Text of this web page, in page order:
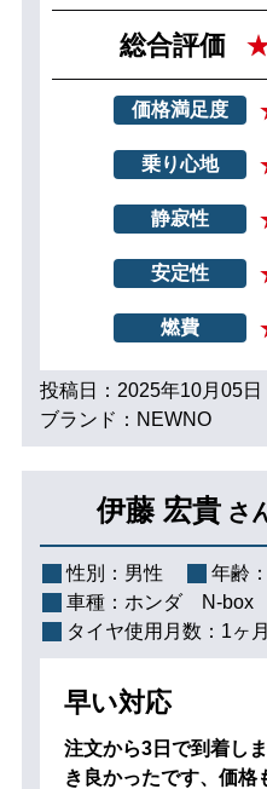
総合評価
価格満足度
乗り心地
静寂性
安定性
燃費
投稿日：2025年10月05日
ブランド：NEWNO
伊藤 宏貴 さ
性別： 男性 年齢：
車種： ホンダ N‐box
タイヤ使用月数： 1ヶ月
早い対応
注文から3日で到着し
き良かったです、価格